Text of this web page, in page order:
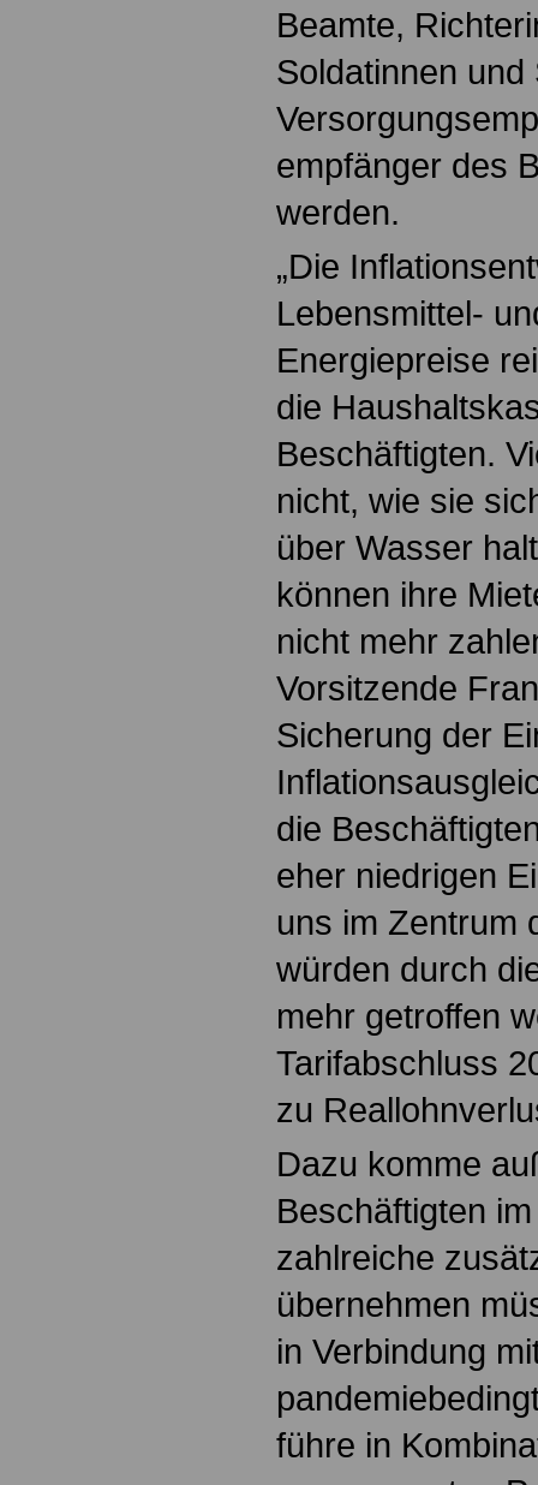
Beamte,
Soldatinnen
empfänger des
werden.
„Die
Lebensmittel-
Energiepreise
die
Beschäftigten.
nicht, wie sie
über Wasser
können ihre
nicht mehr
Vorsitzende
Sicherung der
die
eher niedrigen
uns im Zentrum
würden durch
mehr getroffen
Tarifabschluss
zu
Dazu komme
Beschäftigten
zahlreiche
übernehmen
in Verbindung
führe in